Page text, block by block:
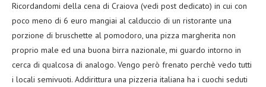
Ricordandomi della cena di Craiova (vedi post dedicato) in cui con
poco meno di 6 euro mangiai al calduccio di un ristorante una
porzione di bruschette al pomodoro, una pizza margherita non
proprio male ed una buona birra nazionale, mi guardo intorno in
cerca di qualcosa di analogo. Vengo però frenato perchè vedo tutti
i locali semivuoti. Addirittura una pizzeria italiana ha i cuochi seduti